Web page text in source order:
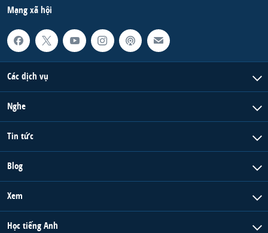
Mạng xã hội
Các dịch vụ
Nghe
Tin tức
Blog
Xem
Học tiếng Anh